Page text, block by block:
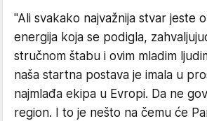
"Ali svakako najvažnija stvar jeste
energija koja se podigla,
stručnom štabu i ovim mladim
naša startna postava je imala u
najmlađa ekipa u Evropi. Da ne
region. I to je nešto na čemu će